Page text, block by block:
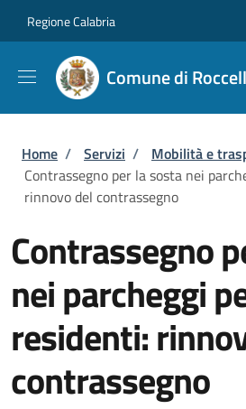
Regione Calabria
Comune di
Briciole di pane
Home / Servizi / Mobilità e
Contrassegno per la sosta nei
rinnovo del contrassegno
Contrassegno
nei parcheggi
residenti:
contrassegno